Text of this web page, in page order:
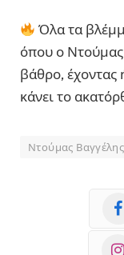
Όλα τα
όπου ο Ντούμας
βάθρο, έχοντας
κάνει το
Ντούμας Βαγγέλης